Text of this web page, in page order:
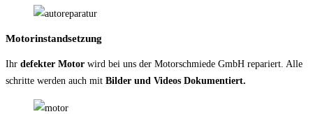
Motorinstandsetzung
Ihr defekter Motor wird bei uns der Motorschmiede GmbH repariert. Alle
schritte werden auch mit Bilder und Videos Dokumentiert.